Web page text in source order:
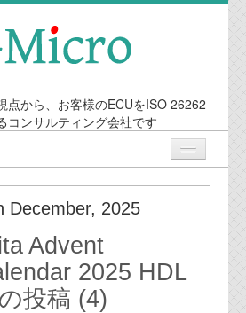
点から、お客様のECUをISO 26262
コンサルティング会社です
ティング
December, 2025
Advent
2025 HDL
投稿 (4)